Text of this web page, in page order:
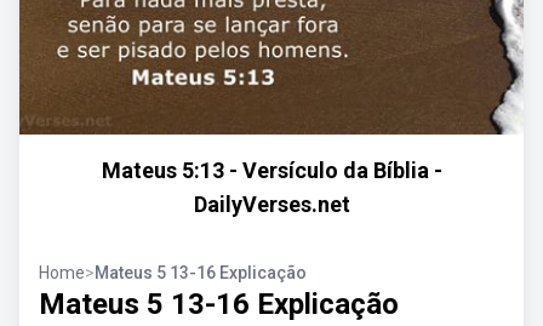
Mateus 5:13 - Versículo da Bíblia -
DailyVerses.net
Home>Mateus 5 13-16 Explicação
Mateus 5 13-16 Explicação